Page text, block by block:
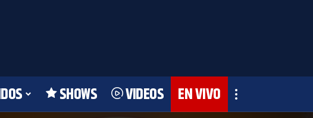
SHOWS VIDEOS EN VIVO